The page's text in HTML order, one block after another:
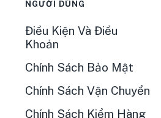
NGƯỜI DÙNG
Điều Kiện Và Điều
Khoản
Chính Sách Bảo Mật
Chính Sách Vận Chuyển
Chính Sách Kiểm Hàng